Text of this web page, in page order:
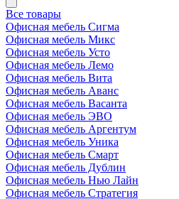
Все товары
Офисная мебель Сигма
Офисная мебель Микс
Офисная мебель Усто
Офисная мебель Лемо
Офисная мебель Вита
Офисная мебель Аванс
Офисная мебель Васанта
Офисная мебель ЭВО
Офисная мебель Аргентум
Офисная мебель Уника
Офисная мебель Смарт
Офисная мебель Дублин
Офисная мебель Нью Лайн
Офисная мебель Стратегия